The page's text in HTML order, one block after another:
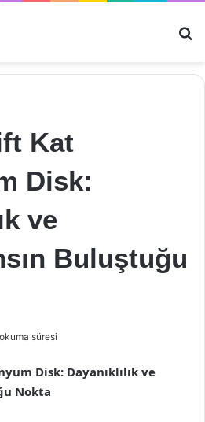
Kat
Disk:
ve
Buluştuğu
süresi
Disk: Dayanıklılık ve
Nokta